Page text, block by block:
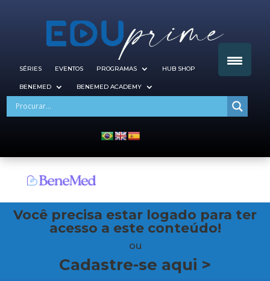
SÉRIES EVENTOS PROGRAMAS HUB SHOP
BENEMED BENEMED ACADEMY
Você precisa estar logado para ter
acesso a este conteúdo!
ou
Cadastre-se aqui >